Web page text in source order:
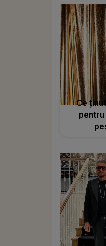
Ce
pentru